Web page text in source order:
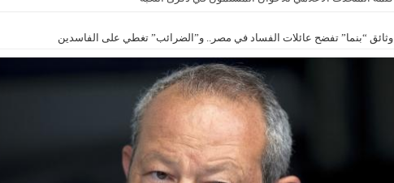
وثائق “بنما” تفضح عائلات الفساد في مصر.. و”الضرائب” تغطي على الفاسدين